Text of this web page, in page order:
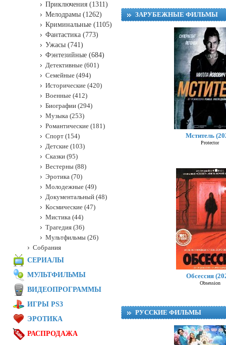
ЗАРУБЕЖНЫЕ ФИЛЬМЫ
Мститель
Protector
Обсессия
Obsession
РУССКИЕ ФИЛЬМЫ
Приключения (1311)
Мелодрамы (1262)
Криминальные (1105)
Фантастика (773)
Ужасы (741)
Фэнтезийные (684)
Детективные (601)
Семейные (494)
Исторические (420)
Военные (412)
Биографии (294)
Музыка (253)
Романтические (181)
Спорт (154)
Детские (103)
Сказки (95)
Вестерны (88)
Эротика (70)
Молодежные (49)
Документальный (48)
Космические (47)
Мистика (44)
Трагедия (36)
Мультфильмы (26)
Собрания
СЕРИАЛЫ
МУЛЬТФИЛЬМЫ
ВИДЕОПРОГРАММЫ
ИГРЫ PS3
ЭРОТИКА
РАСПРОДАЖА